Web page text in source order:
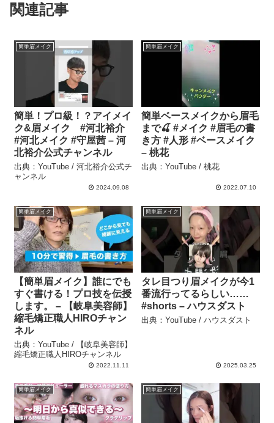
関連記事
簡単眉メイク
簡単！プロ級！？アイメイ
ク&眉メイク #河北裕介
#河北メイク #守屋茜 – 河
北裕介公式チャンネル
出典：YouTube / 河北裕介公式チ
ャンネル
2024.09.08
簡単眉メイク
簡単ベースメイクから眉毛
まで🍒 #メイク #眉毛の書
き方 #人形 #ベースメイク
– 桃花
出典：YouTube / 桃花
2022.07.10
簡単眉メイク
【簡単眉メイク】誰にでも
すぐ書ける！プロ技を伝授
します。 – 【岐阜美容師】
縮毛矯正職人HIROチャン
ネル
出典：YouTube / 【岐阜美容師】
縮毛矯正職人HIROチャンネル
2022.11.11
簡単眉メイク
タレ目つり眉メイクが今1
番流行ってるらしい……
#shorts – ハウスダスト
出典：YouTube / ハウスダスト
2025.03.25
簡単眉メイク 簡単眉メイク